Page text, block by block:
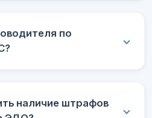
по
наличие штрафов